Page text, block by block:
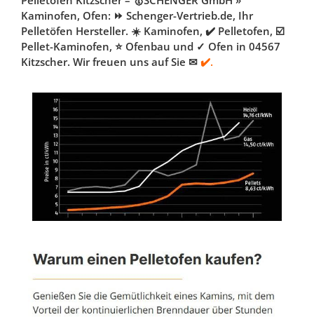
Kaminofen, Ofen: ⏩ Schenger-Vertrieb.de, Ihr
Pelletöfen Hersteller. ☀️ Kaminofen, ✔️ Pelletofen, ☑️
Pellet-Kaminofen, ⭐ Ofenbau und ✓ Ofen in 04567
Kitzscher. Wir freuen uns auf Sie ✉ ✔️.